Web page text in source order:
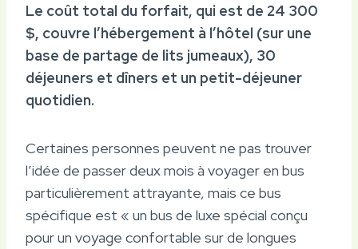
Le coût total du forfait, qui est de 24 300
$, couvre l’hébergement à l’hôtel (sur une
base de partage de lits jumeaux), 30
déjeuners et dîners et un petit-déjeuner
quotidien.
Certaines personnes peuvent ne pas trouver
l’idée de passer deux mois à voyager en bus
particulièrement attrayante, mais ce bus
spécifique est « un bus de luxe spécial conçu
pour un voyage confortable sur de longues